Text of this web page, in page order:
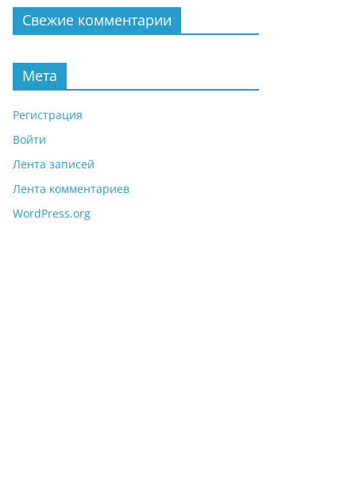
Свежие комментарии
Мета
Регистрация
Войти
Лента записей
Лента комментариев
WordPress.org